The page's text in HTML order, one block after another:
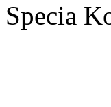
Specia